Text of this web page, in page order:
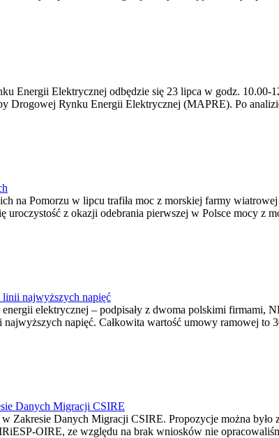
Energii Elektrycznej odbędzie się 23 lipca w godz.
Drogowej Rynku Energii Elektrycznej (MAPRE). Po
na Pomorzu w lipcu trafiła moc z morskiej farmy
uroczystość z okazji odebrania pierwszej w Polsce mocy
najwyższych napięć
elektrycznej – podpisały z dwoma polskimi
napięć. Całkowita wartość umowy ramowej to
Danych Migracji CSIRE
Danych Migracji CSIRE. Propozycje można było
OIRE, ze względu na brak wniosków nie